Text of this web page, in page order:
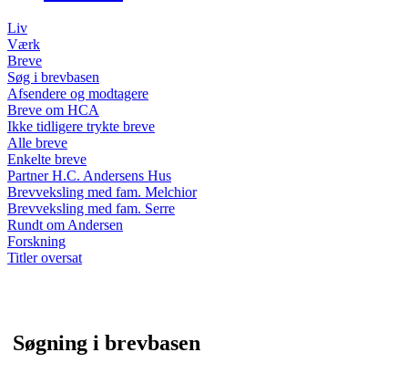
Liv
Værk
Breve
Søg i brevbasen
Afsendere og modtagere
Breve om HCA
Ikke tidligere trykte breve
Alle breve
Enkelte breve
Partner H.C. Andersens Hus
Brevveksling med fam. Melchior
Brevveksling med fam. Serre
Rundt om Andersen
Forskning
Titler oversat
Søgning i brevbasen